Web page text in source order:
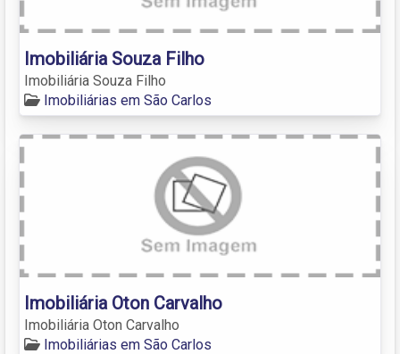
Imobiliária Souza Filho
Imobiliária Souza Filho
Imobiliárias em São Carlos
Imobiliária Oton Carvalho
Imobiliária Oton Carvalho
Imobiliárias em São Carlos